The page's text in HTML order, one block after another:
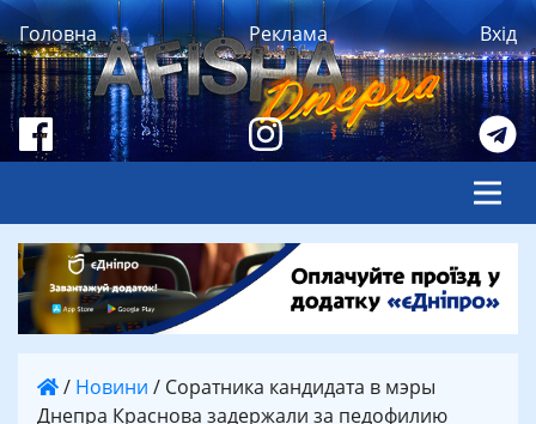
Головна Реклама Вхід
/ Новини / Соратника кандидата в мэры
Днепра Краснова задержали за педофилию